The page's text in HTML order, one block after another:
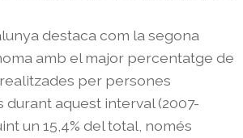
destaca com la segona
amb el major percentatge de
per persones
durant aquest interval (2007-
un 15,4% del total, només